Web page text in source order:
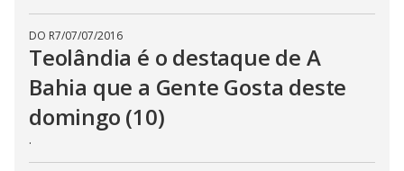
DO R7/07/07/2016
Teolândia é o destaque de A
Bahia que a Gente Gosta deste
domingo (10)
.